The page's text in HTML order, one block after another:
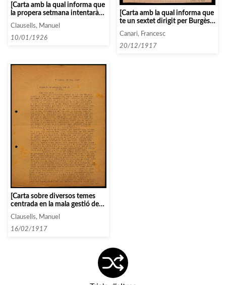
[Carta amb la qual informa que
la propera setmana intentarà
pugui participar-hi Anday]
Clausells, Manuel
10/01/1926
[Carta amb la qual informa que
te un sextet dirigit per Burgès i
perquè pugui veure tot el
repertori, format per més de 90
Canari, Francesc
20/12/1917
[Carta sobre diversos temes
centrada en la mala gestió de
l’agència Daniel]
Clausells, Manuel
16/02/1917